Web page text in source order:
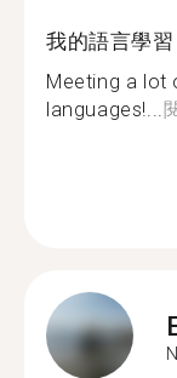
我的語言學
Meeting a lot
languages!...